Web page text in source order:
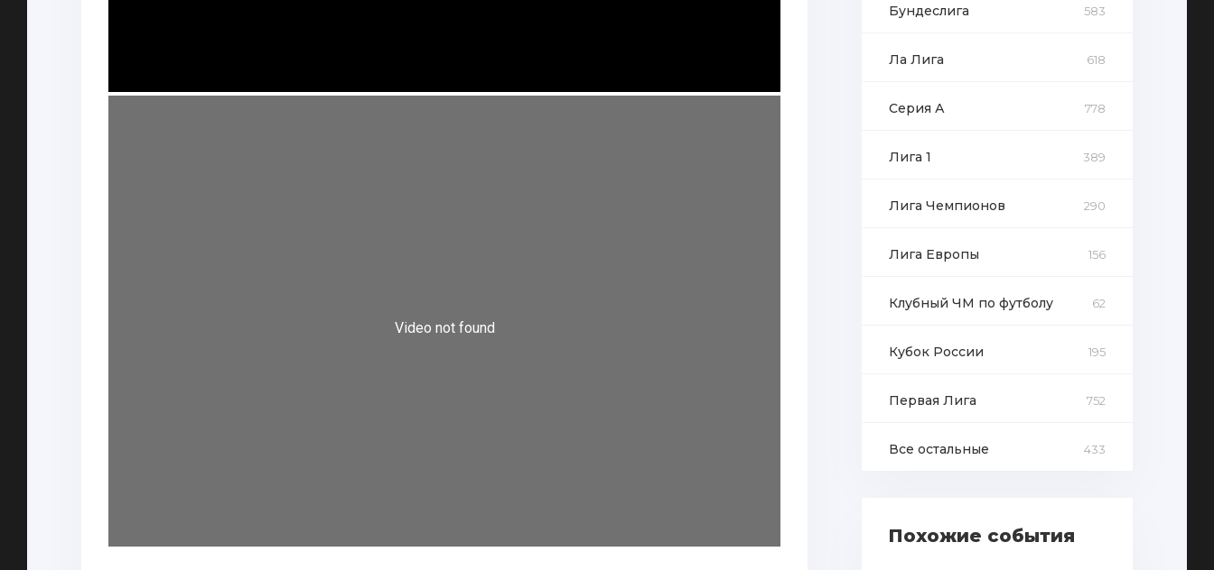
Бундеслига 583
Ла Лига 618
Серия А 778
Лига 1 389
Лига Чемпионов 290
Лига Европы 156
Клубный ЧМ по футболу 62
Кубок России 195
Первая Лига 752
Все остальные 433
Похожие события